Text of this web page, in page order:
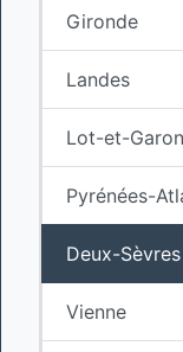
Gironde
Landes
Lot-et-
Pyrénées-
Deux-Sèvres
Vienne